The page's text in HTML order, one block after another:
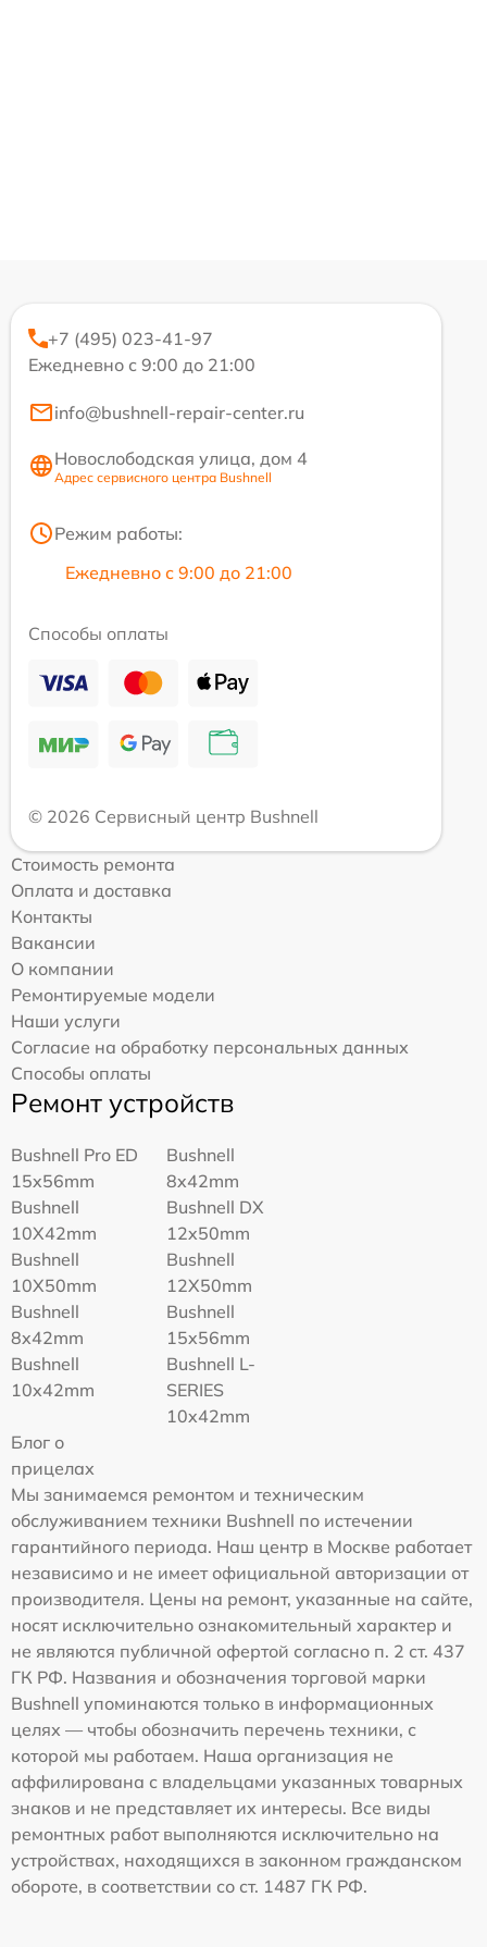
+7 (495) 023-41-97
Ежедневно с 9:00 до 21:00
info@bushnell-repair-center.ru
Новослободская улица, дом 4
Адрес сервисного центра Bushnell
Режим работы:
Ежедневно с 9:00 до 21:00
Способы оплаты
© 2026 Сервисный центр Bushnell
Стоимость ремонта
Оплата и доставка
Контакты
Вакансии
О компании
Ремонтируемые модели
Наши услуги
Согласие на обработку персональных данных
Способы оплаты
Ремонт устройств
Bushnell Pro ED
15x56mm
Bushnell
8x42mm
Bushnell
10X42mm
Bushnell DX
12x50mm
Bushnell
10X50mm
Bushnell
12X50mm
Bushnell
8x42mm
Bushnell
15x56mm
Bushnell
10x42mm
Bushnell L-
SERIES
10x42mm
Блог о
прицелах
Мы занимаемся ремонтом и техническим
обслуживанием техники Bushnell по истечении
гарантийного периода. Наш центр в Москве работает
независимо и не имеет официальной авторизации от
производителя. Цены на ремонт, указанные на сайте,
носят исключительно ознакомительный характер и
не являются публичной офертой согласно п. 2 ст. 437
ГК РФ. Названия и обозначения торговой марки
Bushnell упоминаются только в информационных
целях — чтобы обозначить перечень техники, с
которой мы работаем. Наша организация не
аффилирована с владельцами указанных товарных
знаков и не представляет их интересы. Все виды
ремонтных работ выполняются исключительно на
устройствах, находящихся в законном гражданском
обороте, в соответствии со ст. 1487 ГК РФ.